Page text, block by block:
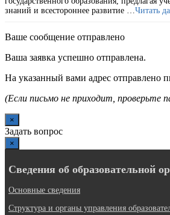
знаний и всестороннее развитие … Читать
Ваше сообщение отправлено
Ваша заявка успешно отправлена.
На указанный вами адрес отправлено
(Если письмо не приходит, проверьте
×
Задать вопрос
×
Сведения об образовательной
Основные сведения
Структура и органы управления